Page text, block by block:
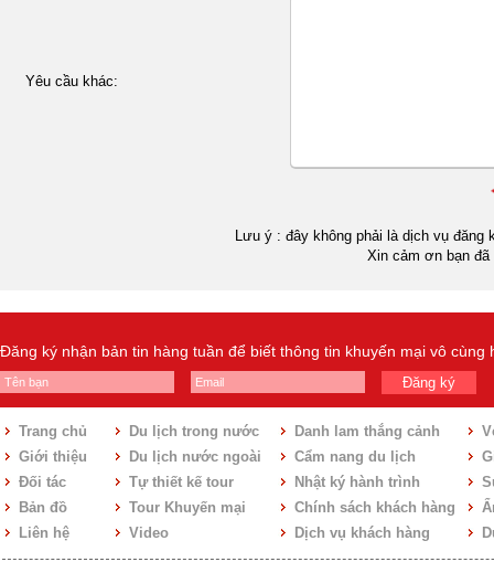
Yêu cầu khác:
Lưu ý : đây không phải là dịch vụ
Xin cảm ơn bạn đã
Đăng ký nhận bản tin hàng tuần để biết thông tin khuyến mại vô cùng
Đăng ký
Trang chủ
Giới thiệu
Đối tác
Bản đồ
Liên hệ
Du lịch trong nước
Du lịch nước ngoài
Tự thiết kế tour
Tour Khuyến mại
Video
Danh lam thắng cảnh
Cẩm nang du lịch
Nhật ký hành trình
Chính sách khách hàng
Dịch vụ khách hàng